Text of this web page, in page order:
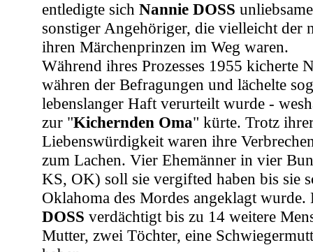
entledigte sich Nannie DOSS
sonstiger Angehöriger, die vielleicht der
ihren Märchenprinzen im Weg waren.
Während ihres Prozesses 1955 kicherte
währen der Befragungen und lächelte
lebenslanger Haft verurteilt wurde -
zur "Kichernden Oma" kürte. Trotz
Liebenswürdigkeit waren ihre
zum Lachen. Vier Ehemänner in vier
KS, OK) soll sie vergifted haben bis sie
Oklahoma des Mordes angeklagt
DOSS verdächtigt bis zu 14 weitere
Mutter, zwei Töchter, eine